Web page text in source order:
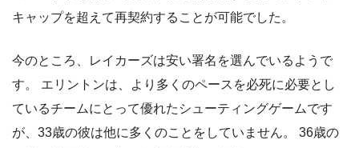
キャップを超えて再契約することが可能でした。
今のところ、レイカーズは安い署名を選んでいるようで
す。 エリントンは、より多くのペースを必死に必要とし
ているチームにとって優れたシューティングゲームです
が、33歳の彼は他に多くのことをしていません。 36歳の